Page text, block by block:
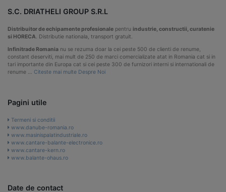
S.C. DRIATHELI GROUP S.R.L
Distribuitor de echipamente profesionale pentru industrie, constructii, curatenie
si HORECA. Distributie nationala, transport gratuit.
Infinitrade Romania nu se rezuma doar la cei peste 500 de clienti de renume,
constant deserviti, mai mult de 250 de marci comercializate atat in Romania cat si in
tari importante din Europa cat si cei peste 300 de furnizori interni si internationali de
renume … Citeste mai multe Despre Noi
Pagini utile
Termeni si conditii
www.danube-romania.ro
www.masinispalatindustriale.ro
www.cantare-balante-electronice.ro
www.cantare-kern.ro
www.balante-ohaus.ro
Date de contact